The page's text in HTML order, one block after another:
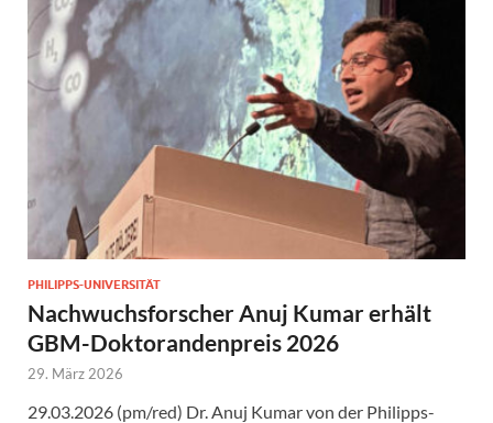
PHILIPPS-UNIVERSITÄT
Nachwuchsforscher Anuj Kumar erhält
GBM-Doktorandenpreis 2026
29. März 2026
29.03.2026 (pm/red) Dr. Anuj Kumar von der Philipps-